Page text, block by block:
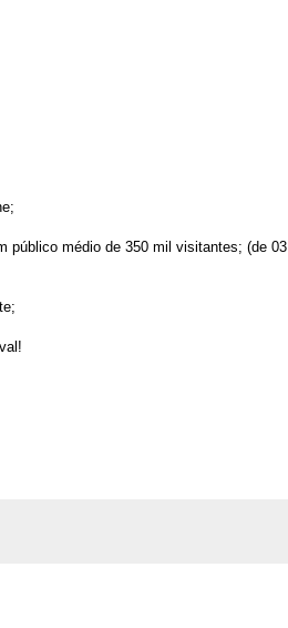
público médio de 350 mil visitantes; (de 03